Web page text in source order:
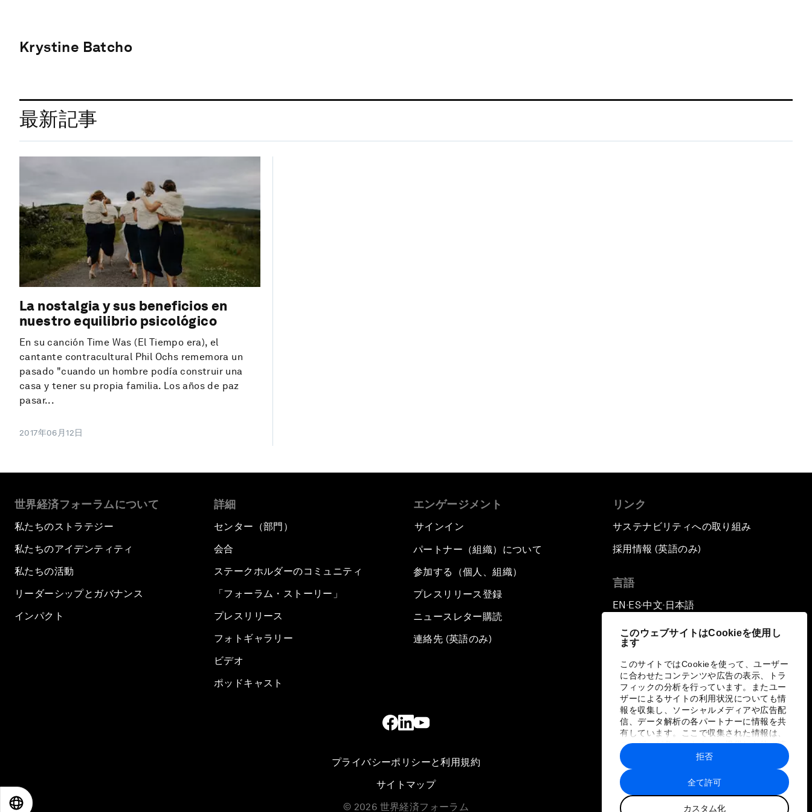
このウェブサイトはCookieを使用し
ます
このサイトではCookieを使って、ユーザー
に合わせたコンテンツや広告の表示、トラ
フィックの分析を行っています。またユー
ザーによるサイトの利用状況についても情
報を収集し、ソーシャルメディアや広告配
信、データ解析の各パートナーに情報を共
有しています。ここで収集された情報は、
ユーザーが各パートナーに提供した他の情
報や各パートナーのサービスを使用した際
に収集された情報と組み合わされ、各パー
トナーによって使用されることがありま
す。
全て許可
カスタム化
拒否
Krystine Batcho
最新記事
La nostalgia y sus beneficios en
nuestro equilibrio psicológico
En su canción Time Was (El Tiempo era), el
cantante contracultural Phil Ochs rememora un
pasado "cuando un hombre podía construir una
casa y tener su propia familia. Los años de paz
pasar...
2017年06月12日
世界経済フォーラムについて
私たちのストラテジー
私たちのアイデンティティ
私たちの活動
リーダーシップとガバナンス
インパクト
詳細
センター（部門）
会合
ステークホルダーのコミュニティ
「フォーラム・ストーリー」
プレスリリース
フォトギャラリー
ビデオ
ポッドキャスト
エンゲージメント
サインイン
パートナー（組織）について
参加する（個人、組織）
プレスリリース登録
ニュースレター購読
連絡先 (英語のみ)
リンク
サステナビリティへの取り組み
採用情報 (英語のみ)
言語
EN ▪ES▪中文▪ 日本語
プライバシーポリシーと利用規約
サイトマップ
© 2026 世界経済フォーラム